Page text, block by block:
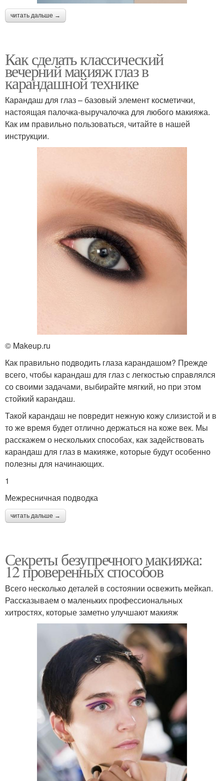
читать дальше →
Как сделать классический
вечерний макияж глаз в
карандашной технике
Карандаш для глаз – базовый элемент косметички,
настоящая палочка-выручалочка для любого макияжа.
Как им правильно пользоваться, читайте в нашей
инструкции.
© Makeup.ru
Как правильно подводить глаза карандашом? Прежде
всего, чтобы карандаш для глаз с легкостью справлялся
со своими задачами, выбирайте мягкий, но при этом
стойкий карандаш.
Такой карандаш не повредит нежную кожу слизистой и в
то же время будет отлично держаться на коже век. Мы
расскажем о нескольких способах, как задействовать
карандаш для глаз в макияже, которые будут особенно
полезны для начинающих.
1
Межресничная подводка
читать дальше →
Секреты безупречного макияжа:
12 проверенных способов
Всего несколько деталей в состоянии освежить мейкап.
Рассказываем о маленьких профессиональных
хитростях, которые заметно улучшают макияж